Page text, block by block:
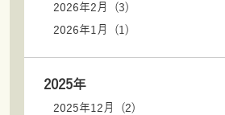
2026年2月 (3)
2026年1月 (1)
2025年
2025年12月 (2)